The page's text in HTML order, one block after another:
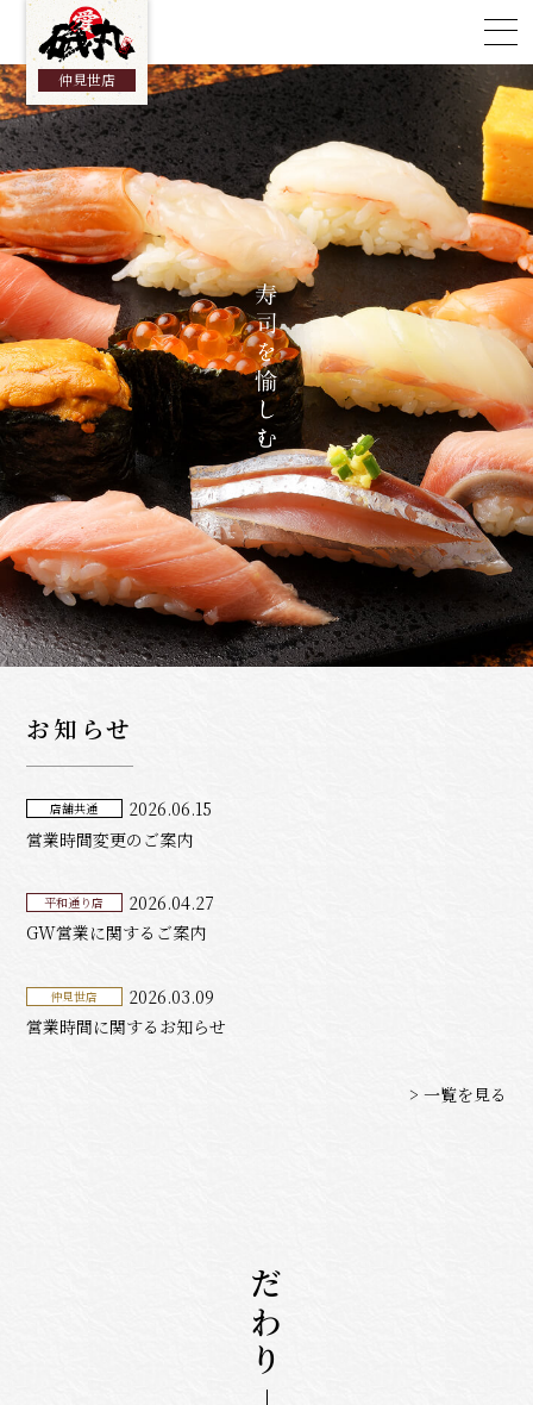
仲見世店
総合TOP
お知らせ
店舗共通
2026.06.15
営業時間変更のご案内
平和通り店
2026.04.27
GW営業に関するご案内
仲見世店
2026.03.09
営業時間に関するお知らせ
> 一覧を見る
こだわり